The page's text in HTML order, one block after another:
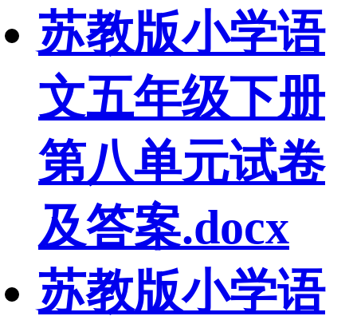
苏教版小学语
文五年级下册
第八单元试卷
及答案.docx
苏教版小学语